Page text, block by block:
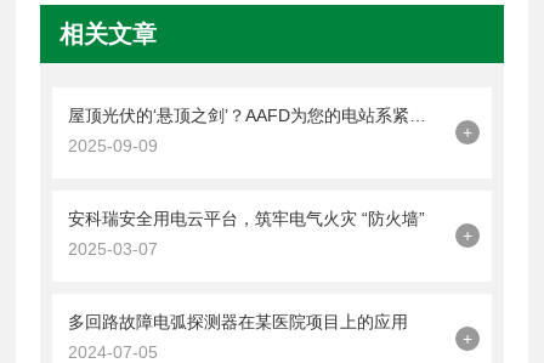
相关文章
2025-09-09
+
安科瑞安全用电云平台，筑牢电气火灾 “防火墙”
2025-03-07
+
多回路故障电弧探测器在某医院项目上的应用
2024-07-05
+